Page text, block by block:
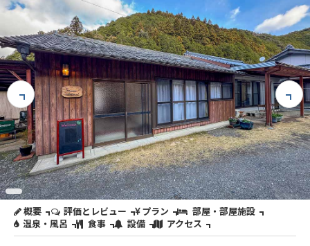
概要 評価とレビュー プラン
部屋・部屋施設
温泉・風呂
食事 設備 アクセス